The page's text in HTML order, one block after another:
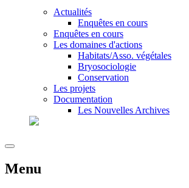
Actualités
Enquêtes en cours
Enquêtes en cours
Les domaines d'actions
Habitats/Asso. végétales
Bryosociologie
Conservation
Les projets
Documentation
Les Nouvelles Archives
Menu